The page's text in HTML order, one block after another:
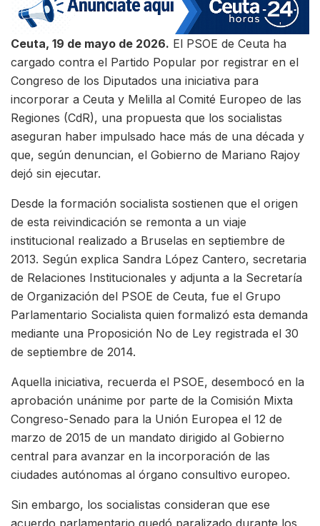
Ceuta, 19 de mayo de 2026. El PSOE de Ceuta ha
cargado contra el Partido Popular por registrar en el
Congreso de los Diputados una iniciativa para
incorporar a Ceuta y Melilla al Comité Europeo de las
Regiones (CdR), una propuesta que los socialistas
aseguran haber impulsado hace más de una década y
que, según denuncian, el Gobierno de Mariano Rajoy
dejó sin ejecutar.
Desde la formación socialista sostienen que el origen
de esta reivindicación se remonta a un viaje
institucional realizado a Bruselas en septiembre de
2013. Según explica Sandra López Cantero, secretaria
de Relaciones Institucionales y adjunta a la Secretaría
de Organización del PSOE de Ceuta, fue el Grupo
Parlamentario Socialista quien formalizó esta demanda
mediante una Proposición No de Ley registrada el 30
de septiembre de 2014.
Aquella iniciativa, recuerda el PSOE, desembocó en la
aprobación unánime por parte de la Comisión Mixta
Congreso-Senado para la Unión Europea el 12 de
marzo de 2015 de un mandato dirigido al Gobierno
central para avanzar en la incorporación de las
ciudades autónomas al órgano consultivo europeo.
Sin embargo, los socialistas consideran que ese
acuerdo parlamentario quedó paralizado durante los